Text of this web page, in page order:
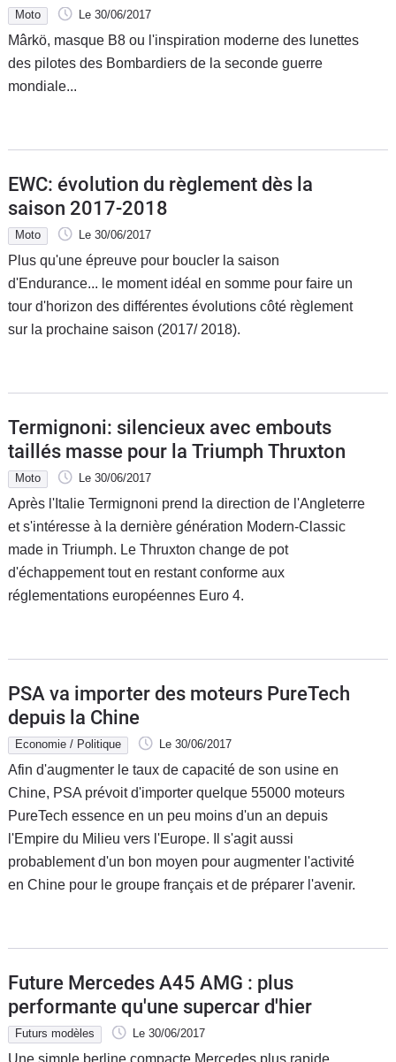
Moto Le 30/06/2017
Mârkö, masque B8 ou l'inspiration moderne des lunettes
des pilotes des Bombardiers de la seconde guerre
mondiale...
EWC: évolution du règlement dès la
saison 2017-2018
Moto Le 30/06/2017
Plus qu'une épreuve pour boucler la saison
d'Endurance... le moment idéal en somme pour faire un
tour d'horizon des différentes évolutions côté règlement
sur la prochaine saison (2017/ 2018).
Termignoni: silencieux avec embouts
taillés masse pour la Triumph Thruxton
Moto Le 30/06/2017
Après l'Italie Termignoni prend la direction de l'Angleterre
et s'intéresse à la dernière génération Modern-Classic
made in Triumph. Le Thruxton change de pot
d'échappement tout en restant conforme aux
réglementations européennes Euro 4.
PSA va importer des moteurs PureTech
depuis la Chine
Economie / Politique Le 30/06/2017
Afin d'augmenter le taux de capacité de son usine en
Chine, PSA prévoit d'importer quelque 55000 moteurs
PureTech essence en un peu moins d'un an depuis
l'Empire du Milieu vers l'Europe. Il s'agit aussi
probablement d'un bon moyen pour augmenter l'activité
en Chine pour le groupe français et de préparer l'avenir.
Future Mercedes A45 AMG : plus
performante qu'une supercar d'hier
Futurs modèles Le 30/06/2017
Une simple berline compacte Mercedes plus rapide